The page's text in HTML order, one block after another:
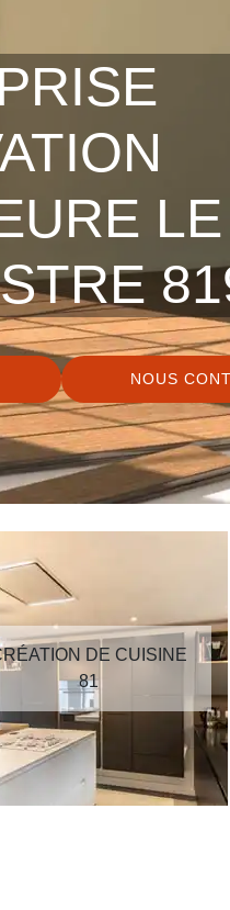
LE
NOUS
DE CUISINE
81